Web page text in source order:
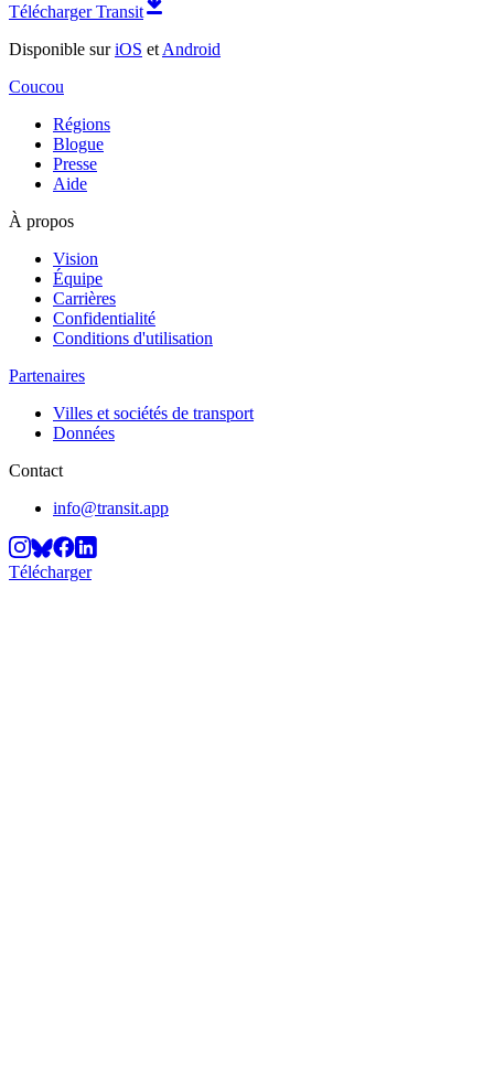
Télécharger Transit
Disponible suriOS et Android
Coucou
Régions
Blogue
Presse
Aide
À propos
Vision
Équipe
Carrières
Confidentialité
Conditions d'utilisation
Partenaires
Villes et sociétés de transport
Données
Contact
info@transit.app
Télécharger